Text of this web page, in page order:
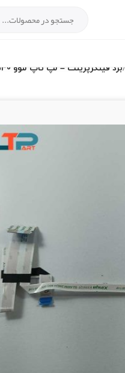
/برد فینگرپرینت – لپ تاپ لنوو W540